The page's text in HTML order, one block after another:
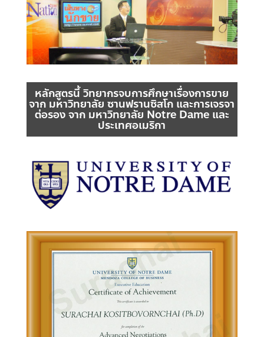
หลักสูตรนี้ วิทยากรจบการศึกษาเรื่องการขาย
จาก มหาวิทยาลัย ซานฟรานซิสโก และการเจรจา
ต่อรอง จาก มหาวิทยาลัย Notre Dame และ
ประเทศอเมริกา